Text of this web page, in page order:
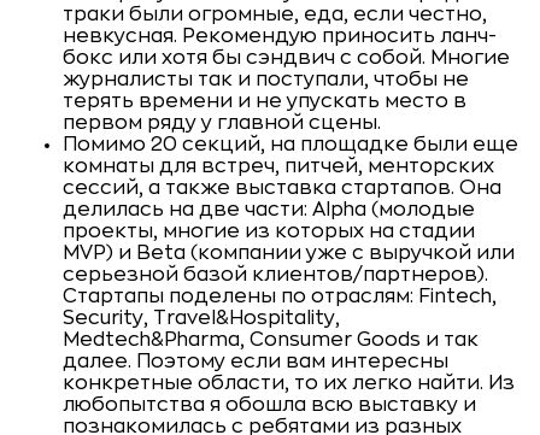
траки были огромные, еда, если честно,
невкусная. Рекомендую приносить ланч-
бокс или хотя бы сэндвич с собой. Многие
журналисты так и поступали, чтобы не
терять времени и не упускать место в
первом ряду у главной сцены.
Помимо 20 секций, на площадке были еще
комнаты для встреч, питчей, менторских
сессий, а также выставка стартапов. Она
делилась на две части: Alpha (молодые
проекты, многие из которых на стадии
MVP) и Beta (компании уже с выручкой или
серьезной базой клиентов/партнеров).
Стартапы поделены по отраслям: Fintech,
Security, Travel&Hospitality,
Medtech&Pharma, Consumer Goods и так
далее. Поэтому если вам интересны
конкретные области, то их легко найти. Из
любопытства я обошла всю выставку и
познакомилась с ребятами из разных